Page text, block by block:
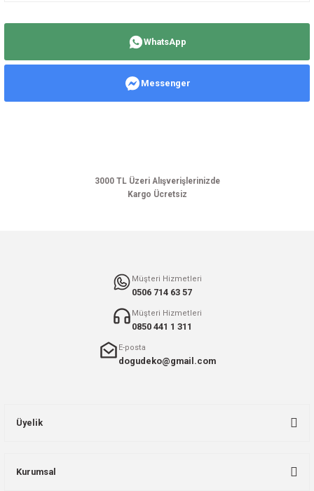
Ürün resmi kalitesiz, bozuk veya görüntülenemiyor.
WhatsApp
Messenger
3000 TL Üzeri Alışverişlerinizde
Kargo Ücretsiz
Müşteri Hizmetleri
0506 714 63 57
Müşteri Hizmetleri
0850 441 1 311
E-posta
dogudeko@gmail.com
Üyelik
Kurumsal